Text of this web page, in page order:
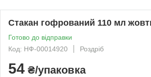
Стакан гофрований 110 мл
Готово до відправки
Код: НФ-00014920
Роздріб
54 ₴/упаковка